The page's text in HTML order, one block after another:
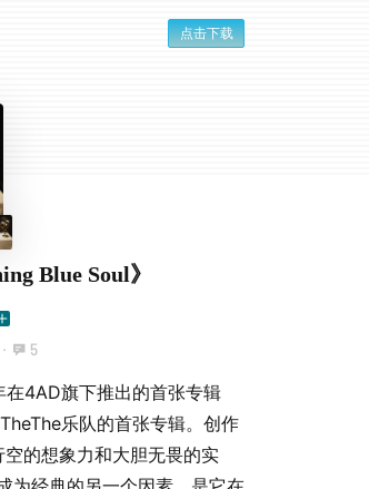
点击下载
Blue Soul》
· 5
4AD旗下推出的首张专辑
乐队的首张专辑。创作
的想象力和大胆无畏的实